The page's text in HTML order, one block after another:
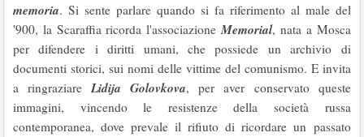
memoria. Si sente parlare quando si fa riferimento al male del
'900, la Scaraffia ricorda l'associazioneMemorial, nata a Mosca
per difendere i diritti umani, che possiede un archivio di
documenti storici, sui nomi delle vittime del comunismo. E invita
a ringraziareLidija Golovkova, per aver conservato queste
immagini, vincendo le resistenze della società russa
contemporanea, dove prevale il rifiuto di ricordare un passato